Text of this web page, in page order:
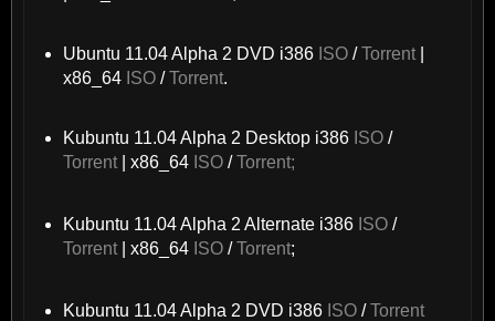
Ubuntu 11.04 Alpha 2 DVD i386 ISO/Torrent|
x86_64 ISO/Torrent.
Kubuntu 11.04 Alpha 2 Desktop i386 ISO/
Torrent| x86_64 ISO/Torrent;
Kubuntu 11.04 Alpha 2 Alternate i386 ISO/
Torrent| x86_64 ISO/Torrent;
Kubuntu 11.04 Alpha 2 DVD i386 ISO/Torrent